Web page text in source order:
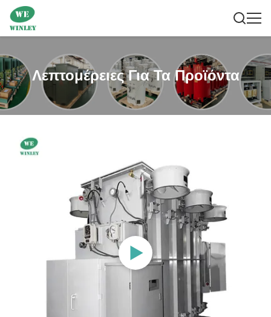
Λεπτομέρειες Για Τα Προϊόντα